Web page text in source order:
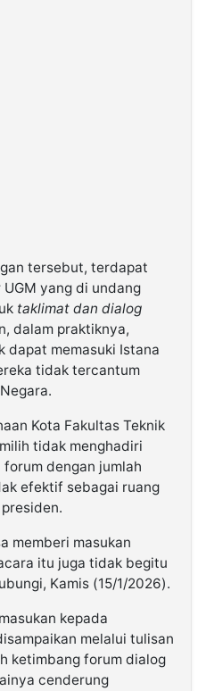
tersebut, terdapat
yang di undang
taklimat dan dialog
dalam praktiknya,
dapat memasuki Istana
tidak tercantum
Kota Fakultas Teknik
tidak menghadiri
dengan jumlah
efektif sebagai ruang
memberi masukan
itu juga tidak begitu
Kamis (15/1/2026).
kepada
melalui tulisan
ketimbang forum dialog
cenderung